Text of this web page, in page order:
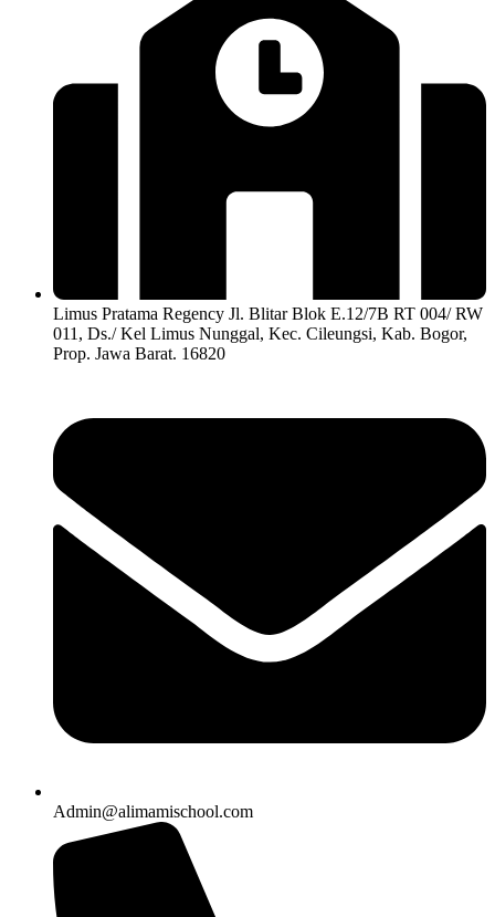
Limus Pratama Regency Jl. Blitar Blok E.12/7B RT 004/ RW
011, Ds./ Kel Limus Nunggal, Kec. Cileungsi, Kab. Bogor,
Prop. Jawa Barat. 16820
Admin@alimamischool.com